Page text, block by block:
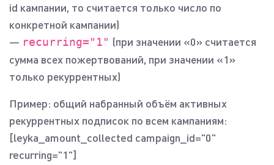
id кампании, то считается только число по
конкретной кампании)
— recurring="1" (при значении «0» считается
сумма всех пожертвований, при значении «1»
только рекуррентных)
Пример: общий набранный объём активных
рекуррентных подписок по всем кампаниям:
[leyka_amount_collected campaign_id="0"
recurring="1"]